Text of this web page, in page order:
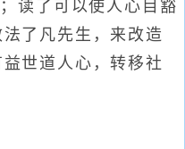
读了可以使人心目豁
了凡先生，来改造
世道人心，转移社